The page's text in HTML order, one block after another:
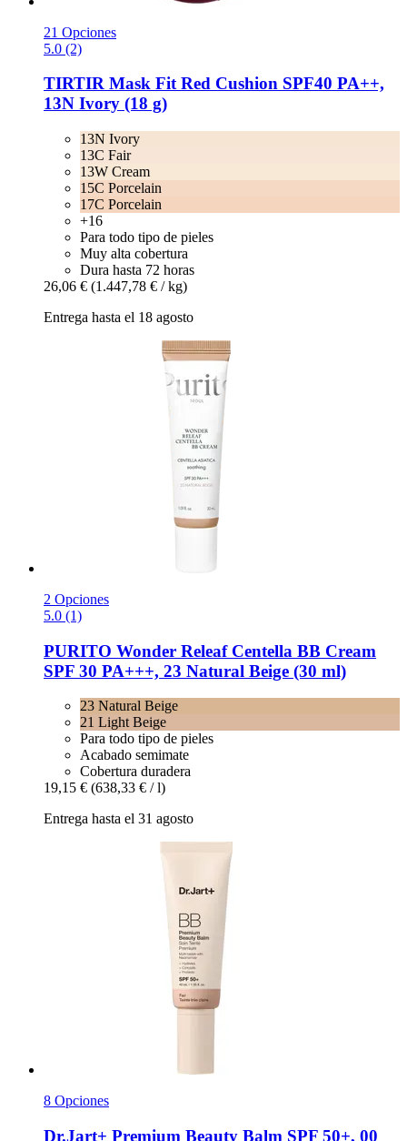
21 Opciones
5.0 (2)
TIRTIR Mask Fit Red Cushion SPF40 PA++,
13N Ivory (18 g)
13N Ivory
13C Fair
13W Cream
15C Porcelain
17C Porcelain
+16
Para todo tipo de pieles
Muy alta cobertura
Dura hasta 72 horas
26,06 € (1.447,78 € / kg)
Entrega hasta el 18 agosto
2 Opciones
5.0 (1)
PURITO Wonder Releaf Centella BB Cream
SPF 30 PA+++, 23 Natural Beige (30 ml)
23 Natural Beige
21 Light Beige
Para todo tipo de pieles
Acabado semimate
Cobertura duradera
19,15 € (638,33 € / l)
Entrega hasta el 31 agosto
8 Opciones
Dr.Jart+ Premium Beauty Balm SPF 50+, 00